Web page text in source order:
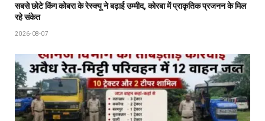
सबसे छोटे किंग कोबरा के रेस्क्यू ने बढ़ाई उम्मीद, कोरबा में प्राकृतिक प्रजनन के मिल
रहे संकेत
2026-08-07